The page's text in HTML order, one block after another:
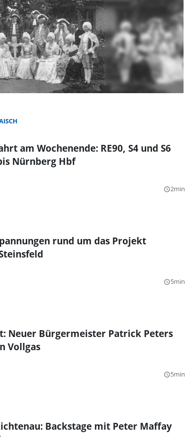
am Wochenende: RE90, S4 und S6
Nürnberg Hbf
query_builder2min
rund um das Projekt
query_builder5min
Neuer Bürgermeister Patrick Peters
Vollgas
query_builder5min
Backstage mit Peter Maffay